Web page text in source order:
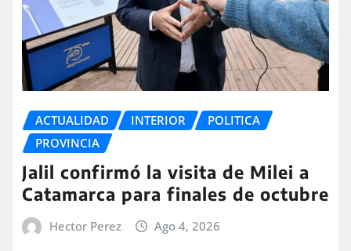
ACTUALIDAD INTERIOR
POLITICA
PROVINCIA
Jalil confirmó la visita de Milei a
Catamarca para finales de octubre
Hector Perez Ago 4, 2026